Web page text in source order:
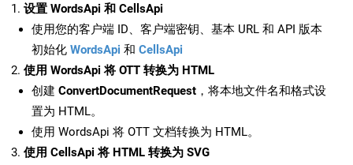
设置 WordsApi 和 CellsApi
使用您的客户端 ID、客户端密钥、基本 URL 和 API 版本
初始化 WordsApi 和 CellsApi
使用 WordsApi 将 OTT 转换为 HTML
创建 ConvertDocumentRequest ，将本地文件名和格式设
置为 HTML。
使用 WordsApi 将 OTT 文档转换为 HTML。
使用 CellsApi 将 HTML 转换为 SVG